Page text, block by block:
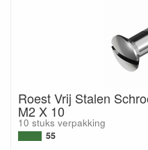
Roest Vrij Stalen
M2 X 10
10 stuks verpakking
55